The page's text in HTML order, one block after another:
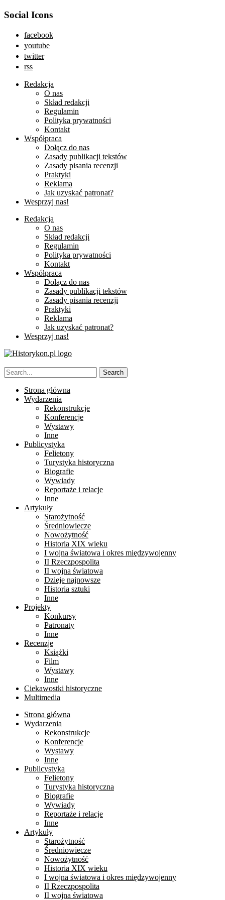
Social Icons
facebook
youtube
twitter
rss
Redakcja
O nas
Skład redakcji
Regulamin
Polityka prywatności
Kontakt
Współpraca
Dołącz do nas
Zasady publikacji tekstów
Zasady pisania recenzji
Praktyki
Reklama
Jak uzyskać patronat?
Wesprzyj nas!
Redakcja
O nas
Skład redakcji
Regulamin
Polityka prywatności
Kontakt
Współpraca
Dołącz do nas
Zasady publikacji tekstów
Zasady pisania recenzji
Praktyki
Reklama
Jak uzyskać patronat?
Wesprzyj nas!
Strona główna
Wydarzenia
Rekonstrukcje
Konferencje
Wystawy
Inne
Publicystyka
Felietony
Turystyka historyczna
Biografie
Wywiady
Reportaże i relacje
Inne
Artykuły
Starożytność
Średniowiecze
Nowożytność
Historia XIX wieku
I wojna światowa i okres międzywojenny
II Rzeczpospolita
II wojna światowa
Dzieje najnowsze
Historia sztuki
Inne
Projekty
Konkursy
Patronaty
Inne
Recenzje
Książki
Film
Wystawy
Inne
Ciekawostki historyczne
Multimedia
Strona główna
Wydarzenia
Rekonstrukcje
Konferencje
Wystawy
Inne
Publicystyka
Felietony
Turystyka historyczna
Biografie
Wywiady
Reportaże i relacje
Inne
Artykuły
Starożytność
Średniowiecze
Nowożytność
Historia XIX wieku
I wojna światowa i okres międzywojenny
II Rzeczpospolita
II wojna światowa